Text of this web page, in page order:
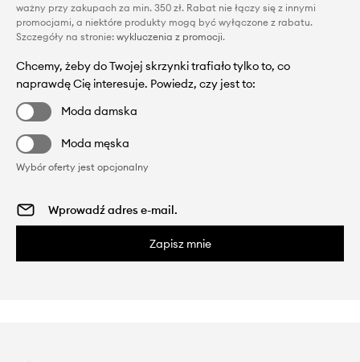
ważny przy zakupach za min. 350 zł. Rabat nie łączy się z innymi
promocjami, a niektóre produkty mogą być wyłączone z rabatu.
Szczegóły na stronie: wykluczenia z promocji.
Chcemy, żeby do Twojej skrzynki trafiało tylko to, co
naprawdę Cię interesuje. Powiedz, czy jest to:
Moda damska
Moda męska
Wybór oferty jest opcjonalny
Zapisz mnie